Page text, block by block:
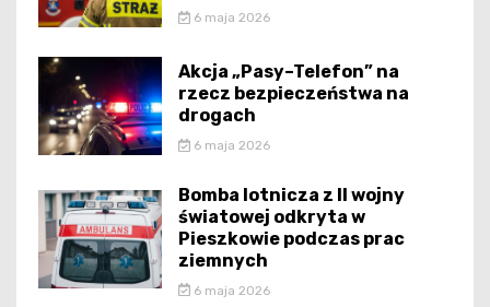
6 maja 2026
Akcja „Pasy–Telefon” na
rzecz bezpieczeństwa na
drogach
6 maja 2026
Bomba lotnicza z II wojny
światowej odkryta w
Pieszkowie podczas prac
ziemnych
6 maja 2026